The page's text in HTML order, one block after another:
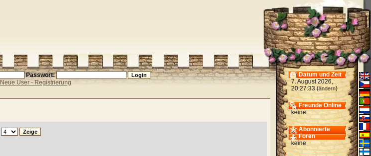
Passwort:
Neue User - Registrierung
Datum und Zeit
7. August 2026,
20:27:33 (ändern)
Freunde Online
keine
Abonnierte
Foren
keine